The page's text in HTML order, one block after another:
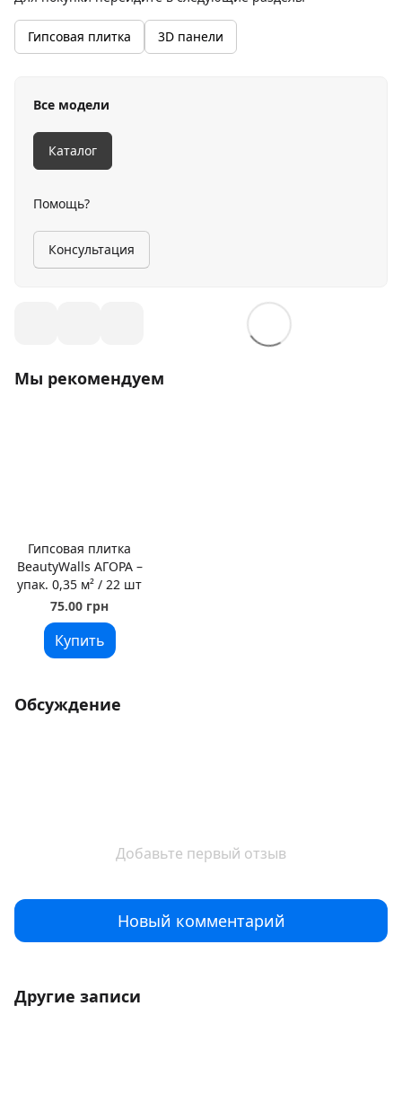
Гипсовая плитка 3D панели
Все модели
Каталог
Помощь?
Консультация
Мы рекомендуем
Гипсовая плитка
BeautyWalls АГОРА –
упак. 0,35 м² / 22 шт
75.00 грн
Купить
Обсуждение
Добавьте первый отзыв
Новый комментарий
Другие записи